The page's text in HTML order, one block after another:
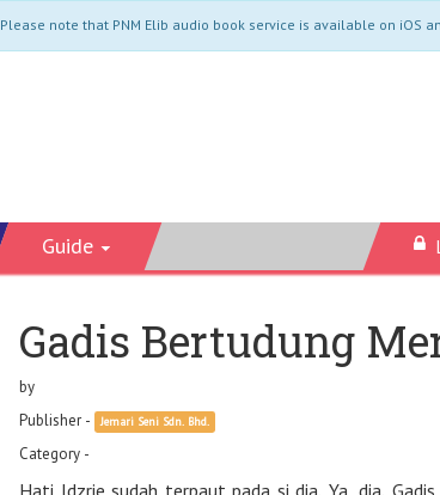
Please note that PNM Elib audio book service is available on iOS
Guide
Gadis Bertudung
by
Publisher -
Jemari Seni Sdn. Bhd.
Category -
Hati Idzrie sudah terpaut pada si dia. Ya, dia.